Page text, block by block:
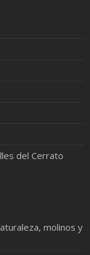
del Cerrato
molinos y